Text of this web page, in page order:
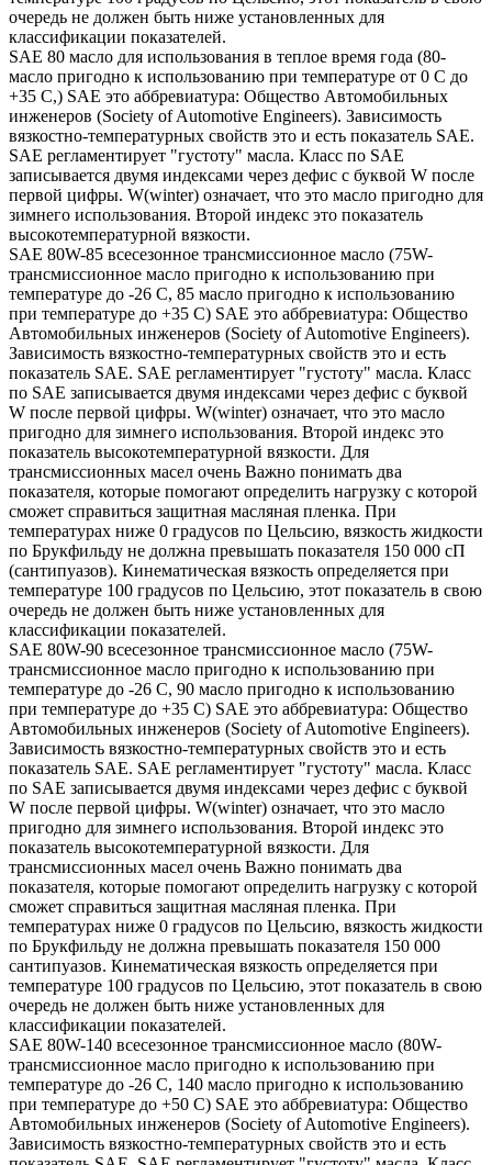
очередь не должен быть ниже установленных для
классификации показателей.
SAE 80 масло для использования в теплое время года (80-
масло пригодно к использованию при температуре от 0 С до
+35 С,) SAE это аббревиатура: Общество Автомобильных
инженеров (Society of Automotive Engineers). Зависимость
вязкостно-температурных свойств это и есть показатель SAE.
SAE регламентирует "густоту" масла. Класс по SAE
записывается двумя индексами через дефис с буквой W после
первой цифры. W(winter) означает, что это масло пригодно для
зимнего использования. Второй индекс это показатель
высокотемпературной вязкости.
SAE 80W-85 всесезонное трансмиссионное масло (75W-
трансмиссионное масло пригодно к использованию при
температуре до -26 С, 85 масло пригодно к использованию
при температуре до +35 С) SAE это аббревиатура: Общество
Автомобильных инженеров (Society of Automotive Engineers).
Зависимость вязкостно-температурных свойств это и есть
показатель SAE. SAE регламентирует "густоту" масла. Класс
по SAE записывается двумя индексами через дефис с буквой
W после первой цифры. W(winter) означает, что это масло
пригодно для зимнего использования. Второй индекс это
показатель высокотемпературной вязкости. Для
трансмиссионных масел очень Важно понимать два
показателя, которые помогают определить нагрузку с которой
сможет справиться защитная масляная пленка. При
температурах ниже 0 градусов по Цельсию, вязкость жидкости
по Брукфильду не должна превышать показателя 150 000 сП
(сантипуазов). Кинематическая вязкость определяется при
температуре 100 градусов по Цельсию, этот показатель в свою
очередь не должен быть ниже установленных для
классификации показателей.
SAE 80W-90 всесезонное трансмиссионное масло (75W-
трансмиссионное масло пригодно к использованию при
температуре до -26 С, 90 масло пригодно к использованию
при температуре до +35 С) SAE это аббревиатура: Общество
Автомобильных инженеров (Society of Automotive Engineers).
Зависимость вязкостно-температурных свойств это и есть
показатель SAE. SAE регламентирует "густоту" масла. Класс
по SAE записывается двумя индексами через дефис с буквой
W после первой цифры. W(winter) означает, что это масло
пригодно для зимнего использования. Второй индекс это
показатель высокотемпературной вязкости. Для
трансмиссионных масел очень Важно понимать два
показателя, которые помогают определить нагрузку с которой
сможет справиться защитная масляная пленка. При
температурах ниже 0 градусов по Цельсию, вязкость жидкости
по Брукфильду не должна превышать показателя 150 000
сантипуазов. Кинематическая вязкость определяется при
температуре 100 градусов по Цельсию, этот показатель в свою
очередь не должен быть ниже установленных для
классификации показателей.
SAE 80W-140 всесезонное трансмиссионное масло (80W-
трансмиссионное масло пригодно к использованию при
температуре до -26 С, 140 масло пригодно к использованию
при температуре до +50 С) SAE это аббревиатура: Общество
Автомобильных инженеров (Society of Automotive Engineers).
Зависимость вязкостно-температурных свойств это и есть